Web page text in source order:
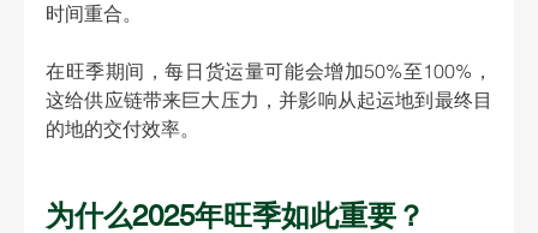
时间重合。
在旺季期间，每日货运量可能会增加50%至100% ，
这给供应链带来巨大压力，并影响从起运地到最终目
的地的交付效率。
为什么2025年旺季如此重要？